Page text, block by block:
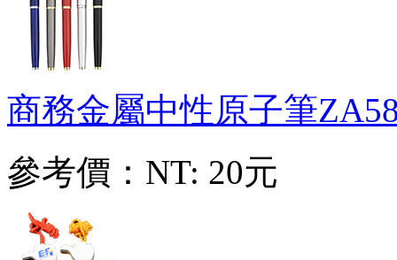
商務金屬中性原子筆
參考價： NT: 20元